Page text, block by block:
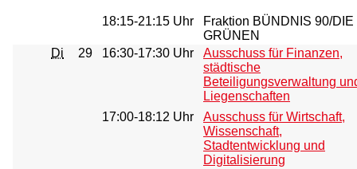
18:15-21:15 Uhr
Fraktion BÜNDNIS 90/DIE
GRÜNEN
Di
29 16:30-17:30 Uhr
Ausschuss für Finanzen,
städtische
Beteiligungsverwaltung
Liegenschaften
17:00-18:12 Uhr
Ausschuss für Wirtschaft,
Wissenschaft,
Stadtentwicklung und
Digitalisierung